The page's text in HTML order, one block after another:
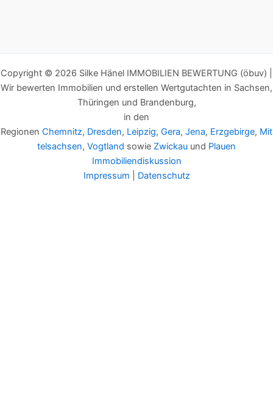
Copyright © 2026 Silke Hänel IMMOBILIEN BEWERTUNG (öbuv) |
Wir bewerten Immobilien und erstellen Wertgutachten in Sachsen,
Thüringen und Brandenburg,
in den
Regionen Chemnitz, Dresden, Leipzig, Gera, Jena, Erzgebirge, Mit
telsachsen, Vogtland sowie Zwickau und Plauen
Immobiliendiskussion
Impressum
Datenschutz